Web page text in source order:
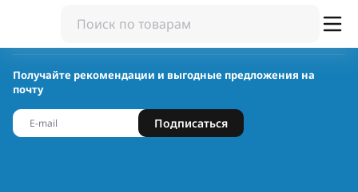
Получайте рекомендации и выгодные предложения на
почту
Подписаться